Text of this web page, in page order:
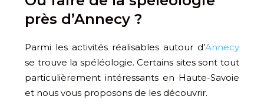
près d’Annecy ?
Parmi les activités réalisables autour d’Annecy
se trouve la spéléologie. Certains sites sont tout
particulièrement intéressants en Haute-Savoie
et nous vous proposons de les découvrir.